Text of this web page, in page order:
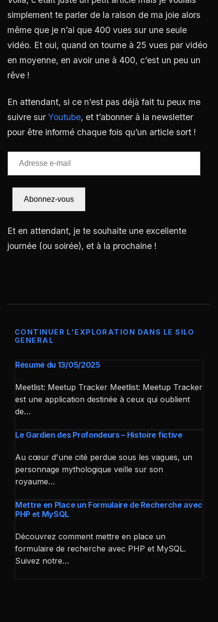
simplement te parler de la raison de ma joie alors
même que je n’ai que 400 vues sur une seule
vidéo. Et oui, quand on tourne à 25 vues par vidéo
en moyenne, en avoir une à 400, c’est un peu un
rêve !
En attendant, si ce n’est pas déjà fait tu peux me
suivre sur Youtube, et t’abonner à la newsletter
pour être informé chaque fois qu’un article sort !
Adresse
e-
mail
Abonnez-vous
Et en attendant, je te souhaite une excellente
journée (ou soirée), et à la prochaine !
CONTINUER L'EXPLORATION DANS LE SILO
GENERAL
Résumé du 13/05/2025
Meetlist: Meetup Tracker Meetlist: Meetup Tracker
est une application destinée à ceux qui oublient
de…
Le Gardien des Profondeurs – Histoire fictive
Au cœur d'une cité perdue sous les vagues, un
personnage mythologique veille sur son
royaume…
Mettre en Place un Formulaire de Recherche avec
PHP et MySQL
Découvrez comment mettre en place un
formulaire de recherche avec PHP et MySQL.
Suivez notre…